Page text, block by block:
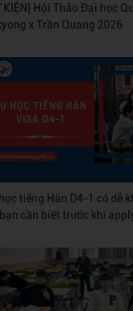
KIỆN] Hội Thảo Đại học
x Trần Quang 2026
tiếng Hàn D4-1 có dễ
cần biết trước khi